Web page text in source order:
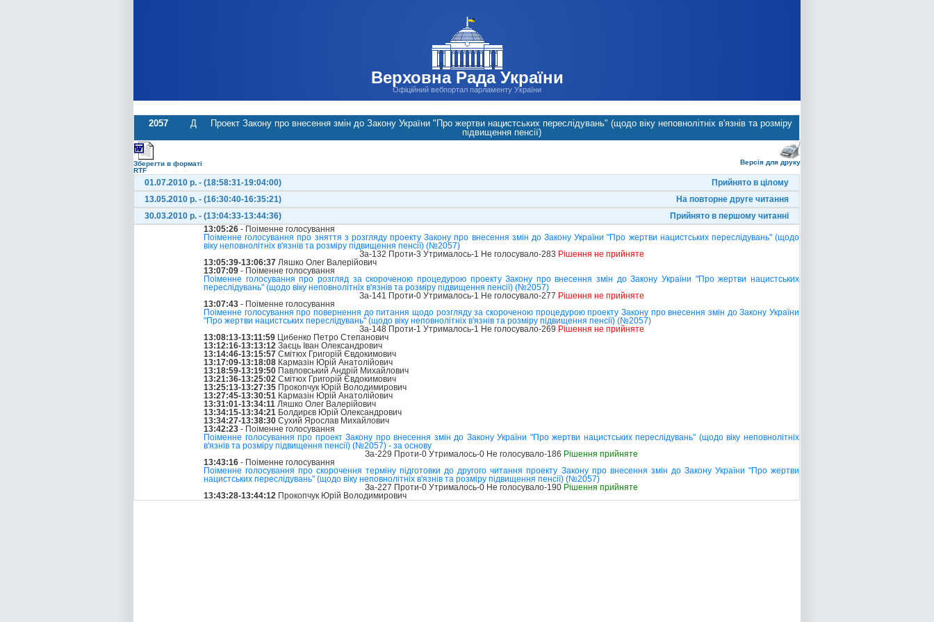
Верховна Рада України
Офіційний вебпортал парламенту України
2057 Д
Проект Закону про внесення змін до Закону України "Про жертви нацистських переслідувань" (щодо віку неповнолітніх в'язнів та розміру
підвищення пенсії)
Зберегти в форматі
RTF
Версія для друку
01.07.2010 р. - (18:58:31-19:04:00)
Прийнято в цілому
13.05.2010 р. - (16:30:40-16:35:21)
На повторне друге читання
30.03.2010 р. - (13:04:33-13:44:36)
Прийнято в першому читанні
13:05:26 - Поіменне голосування
Поіменне голосування про зняття з розгляду проекту Закону про внесення змін до Закону України "Про жертви нацистських переслідувань" (щодо
віку неповнолітніх в'язнів та розміру підвищення пенсії) (№2057)
За-132 Проти-3 Утрималось-1 Не голосувало-283 Рішення не прийняте
13:05:39-13:06:37 Ляшко Олег Валерійович
13:07:09 - Поіменне голосування
Поіменне голосування про розгляд за скороченою процедурою проекту Закону про внесення змін до Закону України "Про жертви нацистських
переслідувань" (щодо віку неповнолітніх в'язнів та розміру підвищення пенсії) (№2057)
За-141 Проти-0 Утрималось-1 Не голосувало-277 Рішення не прийняте
13:07:43 - Поіменне голосування
Поіменне голосування про повернення до питання щодо розгляду за скороченою процедурою проекту Закону про внесення змін до Закону України
"Про жертви нацистських переслідувань" (щодо віку неповнолітніх в'язнів та розміру підвищення пенсії) (№2057)
За-148 Проти-1 Утрималось-1 Не голосувало-269 Рішення не прийняте
13:08:13-13:11:59 Цибенко Петро Степанович
13:12:16-13:13:12 Заєць Іван Олександрович
13:14:46-13:15:57 Смітюх Григорій Євдокимович
13:17:09-13:18:08 Кармазін Юрій Анатолійович
13:18:59-13:19:50 Павловський Андрій Михайлович
13:21:36-13:25:02 Смітюх Григорій Євдокимович
13:25:13-13:27:35 Прокопчук Юрій Володимирович
13:27:45-13:30:51 Кармазін Юрій Анатолійович
13:31:01-13:34:11 Ляшко Олег Валерійович
13:34:15-13:34:21 Болдирєв Юрій Олександрович
13:34:27-13:38:30 Сухий Ярослав Михайлович
13:42:23 - Поіменне голосування
Поіменне голосування про проект Закону про внесення змін до Закону України "Про жертви нацистських переслідувань" (щодо віку неповнолітніх
в'язнів та розміру підвищення пенсії) (№2057) - за основу
За-229 Проти-0 Утрималось-0 Не голосувало-186 Рішення прийняте
13:43:16 - Поіменне голосування
Поіменне голосування про скорочення терміну підготовки до другого читання проекту Закону про внесення змін до Закону України "Про жертви
нацистських переслідувань" (щодо віку неповнолітніх в'язнів та розміру підвищення пенсії) (№2057)
За-227 Проти-0 Утрималось-0 Не голосувало-190 Рішення прийняте
13:43:28-13:44:12 Прокопчук Юрій Володимирович